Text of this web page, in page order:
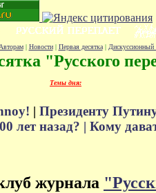
Авторам| Новости| Первая десятка| Дискуссионный
"Русского
Темы дня:
| Президенту
лет назад? | Кому
журнала